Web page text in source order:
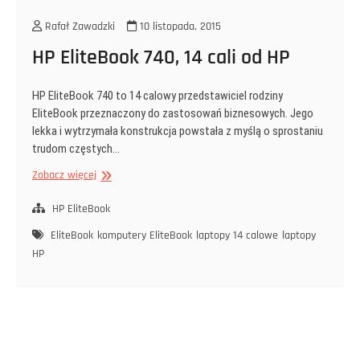
Rafał Zawadzki 10 listopada, 2015
HP EliteBook 740, 14 cali od HP
HP EliteBook 740 to 14 calowy przedstawiciel rodziny
EliteBook przeznaczony do zastosowań biznesowych. Jego
lekka i wytrzymała konstrukcja powstała z myślą o sprostaniu
trudom częstych…
Zobacz więcej HP
740,
cali
HP EliteBook
EliteBook komputery EliteBook laptopy 14 calowe laptopy
HP